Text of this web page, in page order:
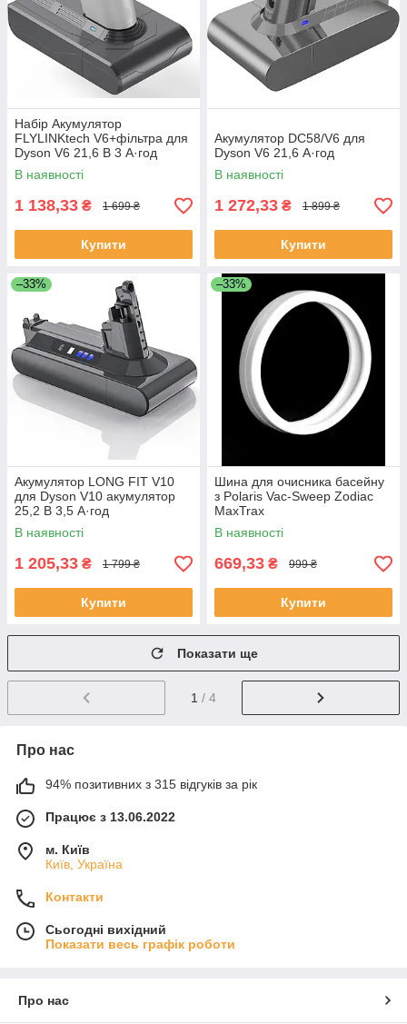
Набір Акумулятор
FLYLINKtech V6+фільтра для
Dyson V6 21,6 В 3 А·год
В наявності
1 138,33 ₴ 1 699 ₴
Купити
Акумулятор DC58/V6 для
Dyson V6 21,6 А·год
В наявності
1 272,33 ₴ 1 899 ₴
Купити
–33%
Акумулятор LONG FIT V10
для Dyson V10 акумулятор
25,2 В 3,5 А·год
В наявності
1 205,33 ₴ 1 799 ₴
Купити
–33%
Шина для очисника басейну
з Polaris Vac-Sweep Zodiac
MaxTrax
В наявності
669,33 ₴ 999 ₴
Купити
Показати ще
1 / 4
Про нас
94% позитивних з 315 відгуків за рік
Працює з 13.06.2022
м. Київ
Київ, Україна
Контакти
Сьогодні вихідний
Показати весь графік роботи
Про нас